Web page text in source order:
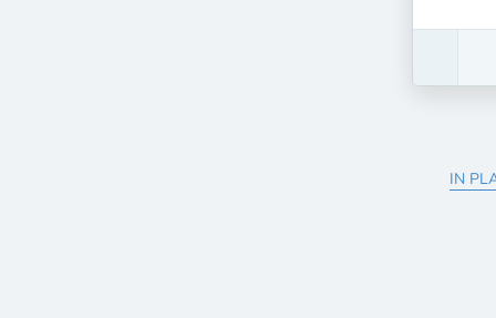
IN